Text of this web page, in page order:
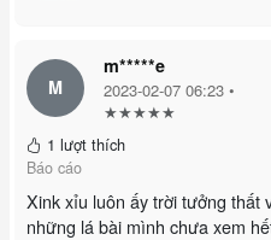
M
m*****e
2023-02-07 06:23 •
★★★★★
1 lượt thích
Báo cáo
Xink xỉu luôn ấy trời tưởng thất
những lá bài mình chưa xem